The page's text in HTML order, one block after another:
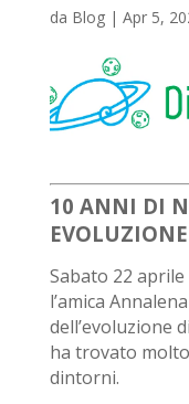
da Blog| Apr 5,
10 ANNI DI
Sabato 22
l’amica
dell’evoluzione
ha trovato
dintorni.